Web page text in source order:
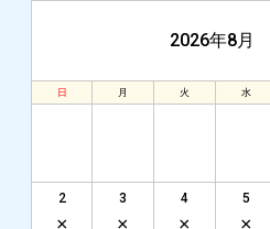
2026年8月
日 月 火 水
2 3 4 5